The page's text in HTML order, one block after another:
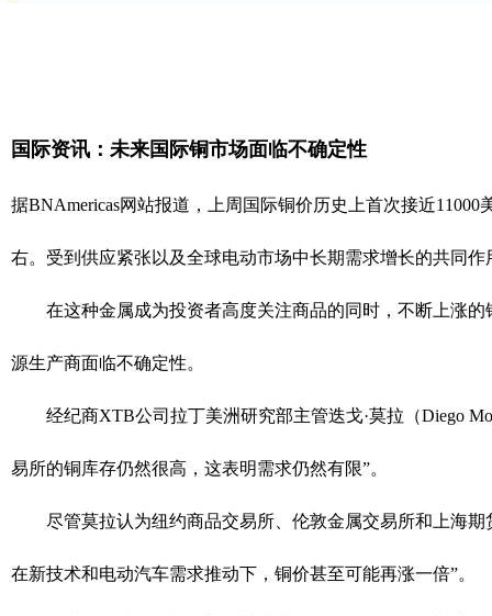
国际资讯：未来国际铜市场面临不确定性
据BNAmericas网站报道，上周国际铜价历史上首次接近
右。受到供应紧张以及全球电动市场中长期需求增长的共同
在这种金属成为投资者高度关注商品的同时，不断上涨的
源生产商面临不确定性。
经纪商XTB公司拉丁美洲研究部主管迭戈·莫拉（Diego
易所的铜库存仍然很高，这表明需求仍然有限”。
尽管莫拉认为纽约商品交易所、伦敦金属交易所和上海期
在新技术和电动汽车需求推动下，铜价甚至可能再涨一倍”。